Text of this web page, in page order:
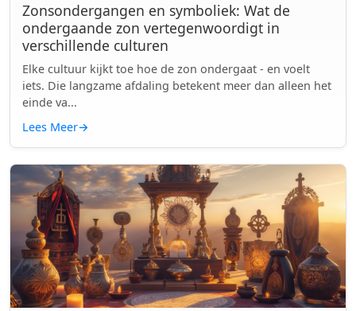
Zonsondergangen en symboliek: Wat de
ondergaande zon vertegenwoordigt in
verschillende culturen
Elke cultuur kijkt toe hoe de zon ondergaat - en voelt
iets. Die langzame afdaling betekent meer dan alleen het
einde va...
Lees Meer→